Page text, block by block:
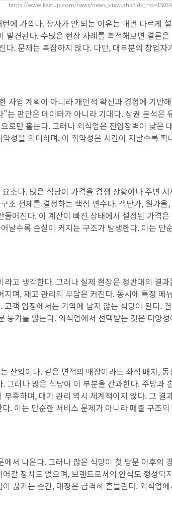
https://www.ksetup.com/news/
에 가깝다. 장사가 안 되는 이유는 매번 다르게
발견된다. 수많은 현장 사례를 축적해보면 결론은
. 문제는 복잡하지 않다. 다만, 대부분의 창업자
사업 계획이 아니라 개인적 확신과 경험에 기반
는 판단은 데이터가 아니라 기대다. 상권 분석은
로만 훑는다. 그러나 외식업은 진입장벽이 낮은
성을 의미하며, 이 취약성은 시간이 지날수록 확
소다. 많은 식당이 가격을 경쟁 상황이나 주변 시
조 전체를 결정하는 핵심 변수다. 객단가, 원가율
어진다. 이 계산이 빠진 상태에서 설정된 가격은
날수록 손실이 커지는 구조가 발생한다. 이는 단
고 생각한다. 그러나 실제 현장은 정반대의 결과
며, 재고 관리의 부담은 커진다. 동시에 특정 메
객 입장에서는 기억에 남지 않는 식당이 된다.
동기를 잃는다. 외식업에서 선택받는 것은 다양
산업이다. 같은 면적의 매장이라도 좌석 배치, 동
그러나 많은 식당이 이 부분을 간과한다. 주방과
족하며, 대기 관리 역시 체계적이지 않다. 그 결
. 이는 단순한 서비스 문제가 아니라 매출 구조의
서 나온다. 그러나 많은 식당이 첫 방문 이후의
갈 장치도 없으며, 브랜드로서의 인식도 형성되
끊기는 순간, 매장은 급격히 흔들린다. 외식업